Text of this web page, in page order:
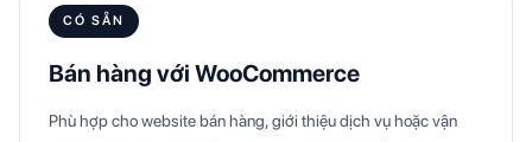
CÓ SẴN
Bán hàng với WooCommerce
Phù hợp cho website bán hàng, giới thiệu dịch vụ hoặc vận